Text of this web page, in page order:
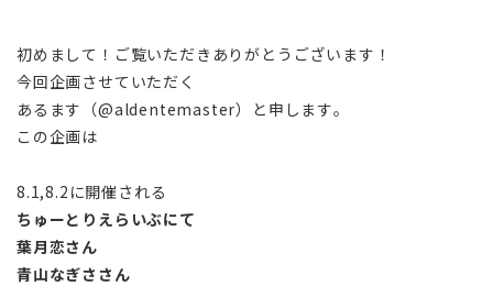
初めまして！ご覧いただきありがとうございます！
今回企画させていただく
あるます（@aldentemaster）と申します。
この企画は
8.1,8.2に開催される
ちゅーとりえらいぶにて
葉月恋さん
青山なぎささん